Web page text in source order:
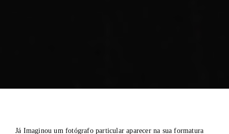
Já Imaginou um fotógrafo particular aparecer na sua formatura